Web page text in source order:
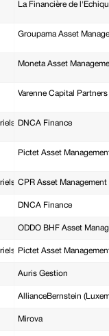
La Financière de
Groupama Asset
Moneta Asset
Varenne Capital Partners
DNCA Finance
Pictet Asset
CPR Asset Management
DNCA Finance
ODDO BHF Asset
Pictet Asset
Auris Gestion
AllianceBernstein
Mirova